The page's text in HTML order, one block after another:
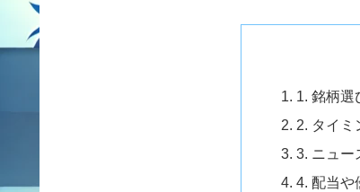
1. 銘柄選
2. タイミ
3. ニュー
4. 配当や